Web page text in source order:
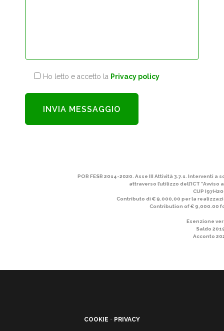
Ho letto e accetto la Privacy policy
POR FESR 2014-2020. Asse III Attività 3.7.1. Interventi
attraverso l’utilizzo dell’ICT “Avviso
CUP
Contributo di € 9.000,00 per la
Contribution of € 9,000.00
Esenzione
Saldo
Acconto
COOKIE - PRIVACY